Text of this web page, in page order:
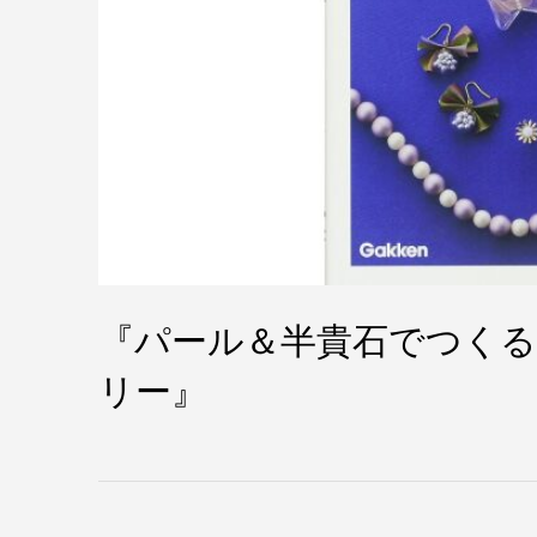
『パール＆半貴石でつく
リー』